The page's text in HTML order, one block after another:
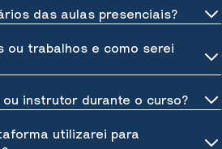
das aulas presenciais?
ou trabalhos e como serei
instrutor durante o curso?
utilizarei para